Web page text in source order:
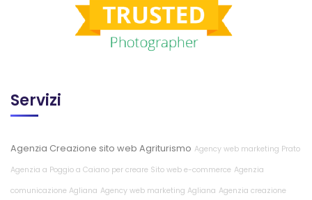
Servizi
Agenzia Creazione sito web Agriturismo Agency web marketing Prato
Agenzia a Poggio a Caiano per creare Sito web e-commerce Agenzia
comunicazione Agliana Agency web marketing Agliana Agenzia creazione